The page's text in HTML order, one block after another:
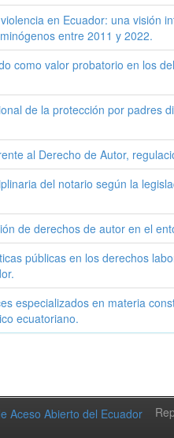
en Ecuador: una visión
entre 2011 y 2022.
como valor probatorio en los
de la protección por padres
al Derecho de Autor,
del notario según la
de derechos de autor en el
públicas en los derechos
especializados en materia
ecuatoriano.